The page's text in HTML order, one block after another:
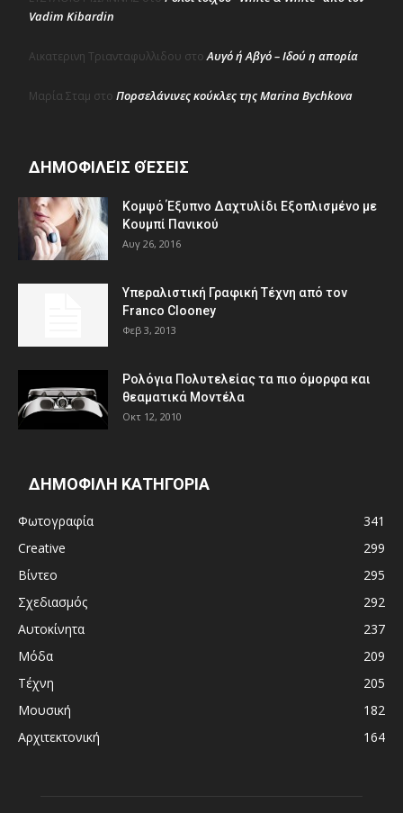
Vadim Kibardin
Αικατερινη Τριανταφυλλιδου στοΑυγό ή Αβγό – Ιδού η απορία
Μαρία Σταμ στο Πορσελάνινες κούκλες της Marina Bychkova
ΔΗΜΟΦΙΛΕΊΣ ΘΈΣΕΙΣ
Κομψό Έξυπνο Δαχτυλίδι Εξοπλισμένο με
Κουμπί Πανικού
Αυγ 26, 2016
Υπεραλιστική Γραφική Τέχνη από τον
Franco Clooney
Φεβ 3, 2013
Ρολόγια Πολυτελείας τα πιο όμορφα και
θεαματικά Μοντέλα
Οκτ 12, 2010
ΔΗΜΟΦΙΛΗ ΚΑΤΗΓΟΡΙΑ
Φωτογραφία
341
Creative
299
Βίντεο
295
Σχεδιασμός
292
Αυτοκίνητα
237
Μόδα
209
Τέχνη
205
Μουσική
182
Αρχιτεκτονική
164